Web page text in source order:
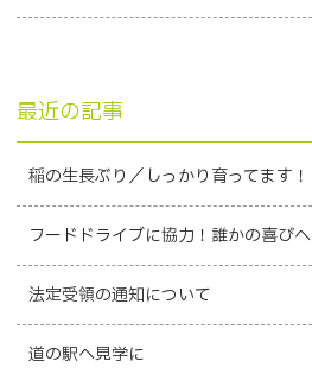
最近の記事
稲の生長ぶり／しっかり育ってます！
フードドライブに協力！誰かの喜びへ
法定受領の通知について
道の駅へ見学に